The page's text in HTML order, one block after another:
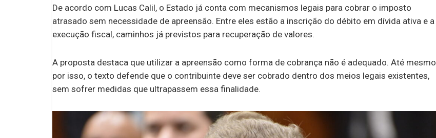
De acordo com Lucas Calil, o Estado já conta com mecanismos legais para cobrar o imposto
atrasado sem necessidade de apreensão. Entre eles estão a inscrição do débito em dívida ativa e a
execução fiscal, caminhos já previstos para recuperação de valores.
A proposta destaca que utilizar a apreensão como forma de cobrança não é adequado. Até mesmo
por isso, o texto defende que o contribuinte deve ser cobrado dentro dos meios legais existentes,
sem sofrer medidas que ultrapassem essa finalidade.